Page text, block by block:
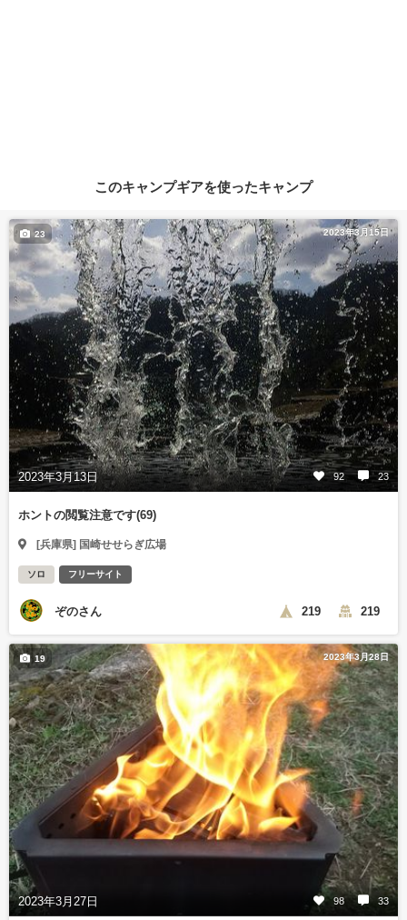
このキャンプギアを使ったキャンプ
2023年3月15日
2023年3月13日 92 23
23
ホントの閲覧注意です(69)
[兵庫県] 国崎せせらぎ広場
ソロ フリーサイト
ぞのさん 219 219
2023年3月28日
2023年3月27日 98 33
19